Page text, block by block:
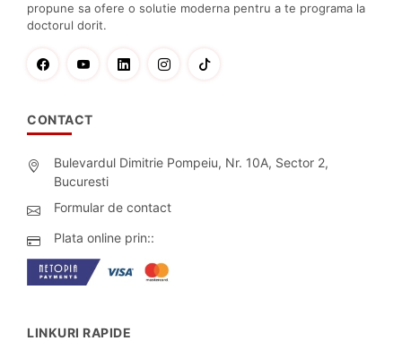
propune sa ofere o solutie moderna pentru a te programa la
doctorul dorit.
CONTACT
Bulevardul Dimitrie Pompeiu, Nr. 10A, Sector 2,
Bucuresti
Formular de contact
Plata online prin::
LINKURI RAPIDE